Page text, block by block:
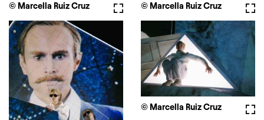
Fullscreen
© Marcella Ruiz Cruz © Marcella Ruiz Cruz
© Marcella Ruiz Cruz